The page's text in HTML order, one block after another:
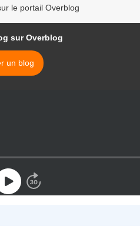
le portail Overblog
sur Overblog
un blog